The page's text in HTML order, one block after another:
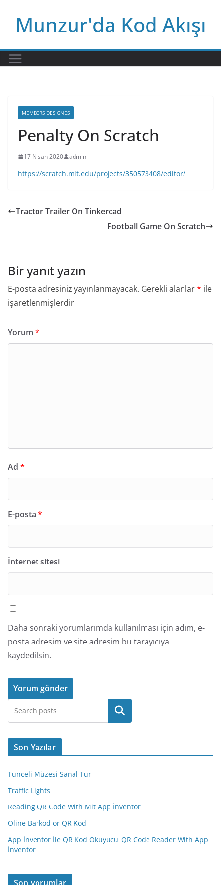
contentMunzur'da Kod Akışı
MEMBERS DESIGNES
Penalty On Scratch
17 Nisan 2020 admin
https://scratch.mit.edu/projects/350573408/editor/
Tractor Trailer On Tinkercad
Football Game On Scratch
Bir yanıt yazın
E-posta adresiniz yayınlanmayacak. Gerekli alanlar* ile
işaretlenmişlerdir
Yorum *
Ad *
E-posta *
İnternet sitesi
Daha sonraki yorumlarımda kullanılması için adım, e-
posta adresim ve site adresim bu tarayıcıya
kaydedilsin.
Ara
Son Yazılar
Tunceli Müzesi Sanal Tur
Traffic Lights
Reading QR Code With Mit App İnventor
Oline Barkod or QR Kod
App İnventor İle QR Kod Okuyucu_QR Code Reader With App
İnventor
Son yorumlar